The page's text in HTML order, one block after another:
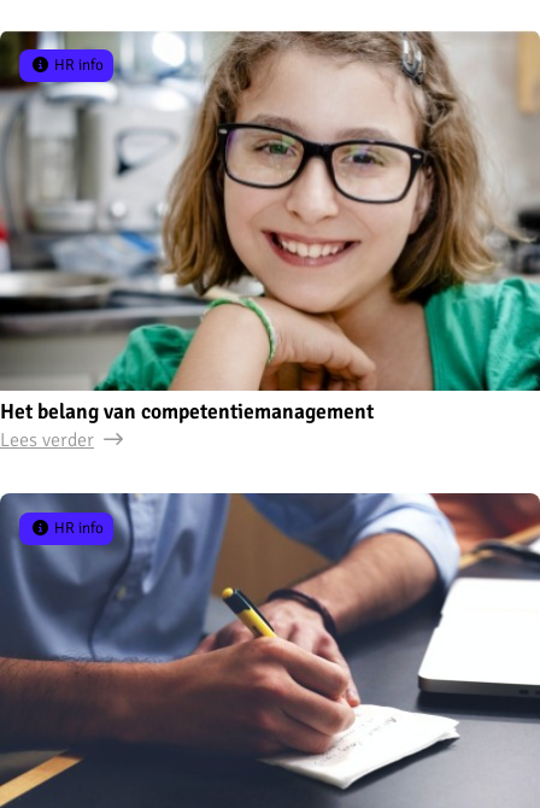
Het belang van competentiemanagement
HR info
Lees verder
HR info